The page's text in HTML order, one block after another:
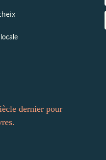
dernier pour